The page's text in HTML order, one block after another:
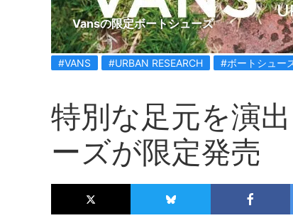
Vansの限定ボートシューズ
#VANS #URBAN RESEARCH #ボートシュー
特別な足元を演
ーズが限定発売